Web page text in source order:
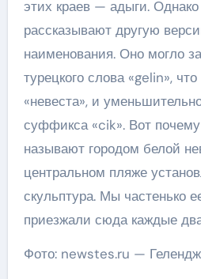
этих краев — адыги.
рассказывают другую
наименования. Оно могло
турецкого слова «gelin»,
«невеста», и
суффикса «cik». Вот
называют городом белой
центральном пляже
скульптура. Мы частенько
приезжали сюда каждые
Фото: newstes.ru —